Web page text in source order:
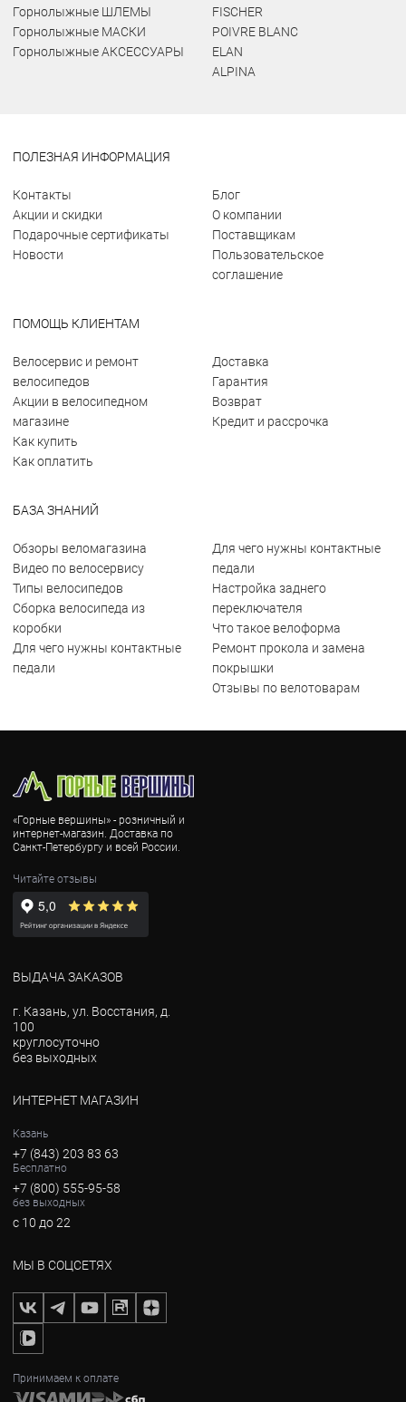
Горнолыжные ШЛЕМЫ
Горнолыжные МАСКИ
Горнолыжные АКСЕССУАРЫ
FISCHER
POIVRE BLANC
ELAN
ALPINA
ПОЛЕЗНАЯ ИНФОРМАЦИЯ
Контакты
Акции и скидки
Подарочные сертификаты
Новости
Блог
О компании
Поставщикам
Пользовательское
соглашение
ПОМОЩЬ КЛИЕНТАМ
Велосервис и ремонт
велосипедов
Акции в велосипедном
магазине
Как купить
Как оплатить
Доставка
Гарантия
Возврат
Кредит и рассрочка
БАЗА ЗНАНИЙ
Обзоры веломагазина
Видео по велосервису
Типы велосипедов
Сборка велосипеда из
коробки
Для чего нужны контактные
педали
Для чего нужны контактные
педали
Настройка заднего
переключателя
Что такое велоформа
Ремонт прокола и замена
покрышки
Отзывы по велотоварам
«Горные вершины» - розничный и
интернет-магазин. Доставка по
Санкт-Петербургу и всей России.
Читайте отзывы
ВЫДАЧА ЗАКАЗОВ
г. Казань, ул. Восстания, д.
100
круглосуточно
без выходных
ИНТЕРНЕТ МАГАЗИН
Казань
+7 (843) 203 83 63
Бесплатно
+7 (800) 555-95-58
без выходных
с 10 до 22
МЫ В СОЦСЕТЯХ
Принимаем к оплате